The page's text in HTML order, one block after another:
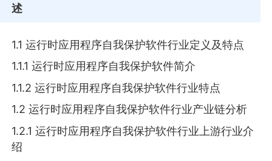
述
1.1 运行时应用程序自我保护软件行业定义及特点
1.1.1 运行时应用程序自我保护软件简介
1.1.2 运行时应用程序自我保护软件行业特点
1.2 运行时应用程序自我保护软件行业产业链分析
1.2.1 运行时应用程序自我保护软件行业上游行业介
绍